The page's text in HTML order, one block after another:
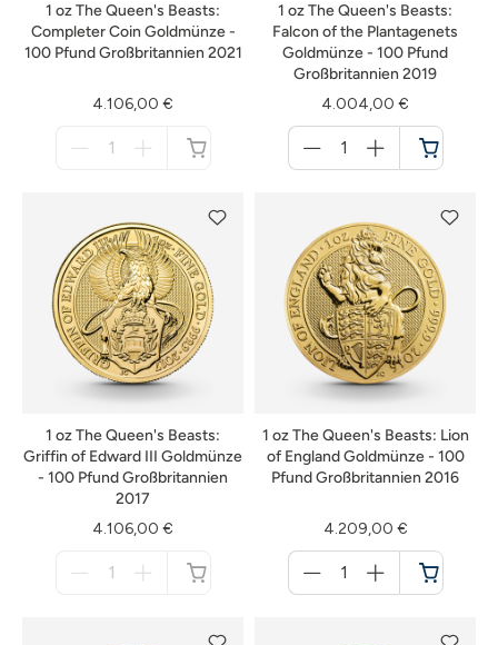
1 oz The Queen's Beasts:
Completer Coin Goldmünze -
100 Pfund Großbritannien 2021
4.106,00 €
1 oz The Queen's Beasts:
Falcon of the Plantagenets
Goldmünze - 100 Pfund
Großbritannien 2019
4.004,00 €
für
Warenkorb
1 oz The Queen's Beasts:
Griffin of Edward III Goldmünze
- 100 Pfund Großbritannien
2017
4.106,00 €
1 oz The Queen's Beasts: Lion
of England Goldmünze - 100
Pfund Großbritannien 2016
4.209,00 €
für
Warenkorb